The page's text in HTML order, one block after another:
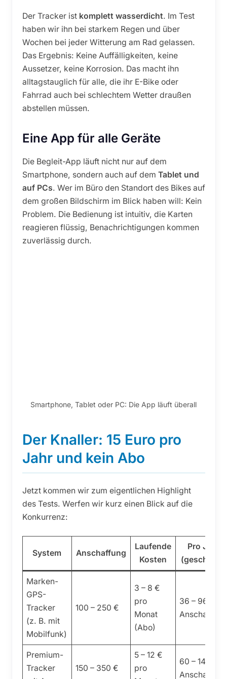
Der Tracker ist komplett wasserdicht. Im Test
haben wir ihn bei starkem Regen und über
Wochen bei jeder Witterung am Rad gelassen.
Das Ergebnis: Keine Auffälligkeiten, keine
Aussetzer, keine Korrosion. Das macht ihn
alltagstauglich für alle, die ihr E-Bike oder
Fahrrad auch bei schlechtem Wetter draußen
abstellen müssen.
Eine App für alle Geräte
Die Begleit-App läuft nicht nur auf dem
Smartphone, sondern auch auf dem Tablet und
auf PCs. Wer im Büro den Standort des Bikes auf
dem großen Bildschirm im Blick haben will: Kein
Problem. Die Bedienung ist intuitiv, die Karten
reagieren flüssig, Benachrichtigungen kommen
zuverlässig durch.
Smartphone, Tablet oder PC: Die App läuft überall
Der Knaller: 15 Euro pro
Jahr und kein Abo
Jetzt kommen wir zum eigentlichen Highlight
des Tests. Werfen wir kurz einen Blick auf die
Konkurrenz:
System Anschaffung
Laufende
Kosten
Pro Jahr
(geschätzt)
Marken-
GPS-
Tracker
(z. B. mit
Mobilfunk)
100 – 250 €
3 – 8 €
pro
Monat
(Abo)
36 – 96 € +
Anschaffung
Premium-
Tracker
150 – 350 €
5 – 12 €
pro
60 – 144 € +
Anschaffung